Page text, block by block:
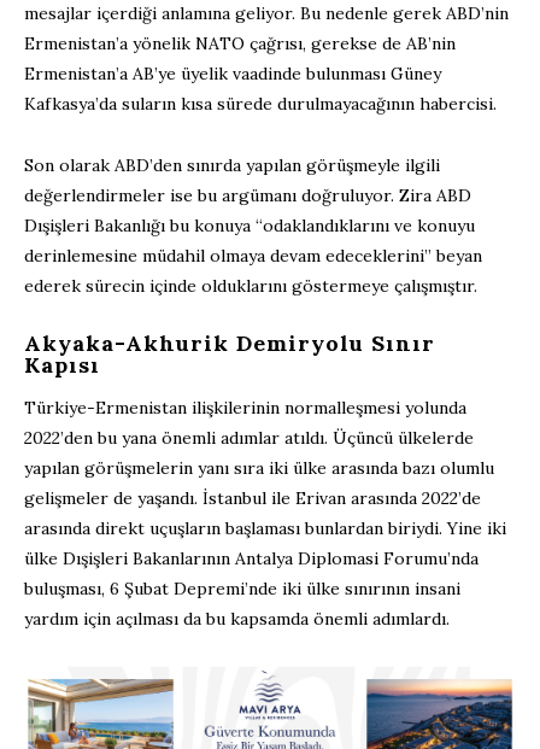
mesajlar içerdiği anlamına geliyor. Bu nedenle gerek ABD’nin
Ermenistan’a yönelik NATO çağrısı, gerekse de AB’nin
Ermenistan’a AB’ye üyelik vaadinde bulunması Güney
Kafkasya’da suların kısa sürede durulmayacağının habercisi.
Son olarak ABD’den sınırda yapılan görüşmeyle ilgili
değerlendirmeler ise bu argümanı doğruluyor. Zira ABD
Dışişleri Bakanlığı bu konuya “odaklandıklarını ve konuyu
derinlemesine müdahil olmaya devam edeceklerini” beyan
ederek sürecin içinde olduklarını göstermeye çalışmıştır.
Akyaka-Akhurik Demiryolu Sınır
Kapısı
Türkiye-Ermenistan ilişkilerinin normalleşmesi yolunda
2022’den bu yana önemli adımlar atıldı. Üçüncü ülkelerde
yapılan görüşmelerin yanı sıra iki ülke arasında bazı olumlu
gelişmeler de yaşandı. İstanbul ile Erivan arasında 2022’de
arasında direkt uçuşların başlaması bunlardan biriydi. Yine iki
ülke Dışişleri Bakanlarının Antalya Diplomasi Forumu’nda
buluşması, 6 Şubat Depremi’nde iki ülke sınırının insani
yardım için açılması da bu kapsamda önemli adımlardı.